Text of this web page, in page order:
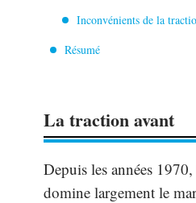
Inconvénients de la
Résumé
La traction avant
Depuis les années
domine largement le